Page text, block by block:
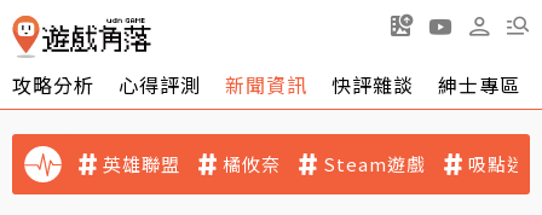
攻略分析 心得評測 新聞資訊 快評雜談 紳士專區
英雄聯盟 橘攸奈 Steam遊戲 吸點迷